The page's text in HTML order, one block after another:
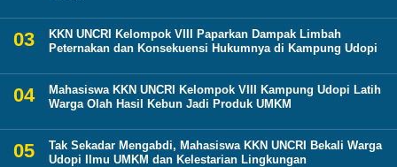
KKN UNCRI Kelompok VIII Paparkan Dampak Limbah
Peternakan dan Konsekuensi Hukumnya di Kampung Udopi
Mahasiswa KKN UNCRI Kelompok VIII Kampung Udopi Latih
Warga Olah Hasil Kebun Jadi Produk UMKM
Tak Sekadar Mengabdi, Mahasiswa KKN UNCRI Bekali Warga
Udopi Ilmu UMKM dan Kelestarian Lingkungan